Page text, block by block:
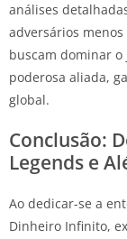
análises
adversários
buscam dominar
poderosa aliada,
global.
Conclusão:
Legends e
Ao dedicar-se a
Dinheiro Infinito,